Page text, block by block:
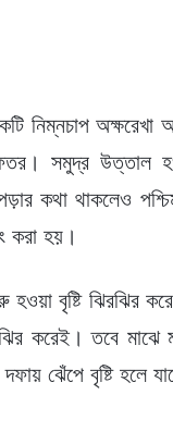
নিম্নচাপ অক্ষরেখা
সমুদ্র উত্তাল
কথা থাকলেও
করা হয়।
হওয়া বৃষ্টি ঝিরঝির
করেই। তবে
ঝেঁপে বৃষ্টি হলে